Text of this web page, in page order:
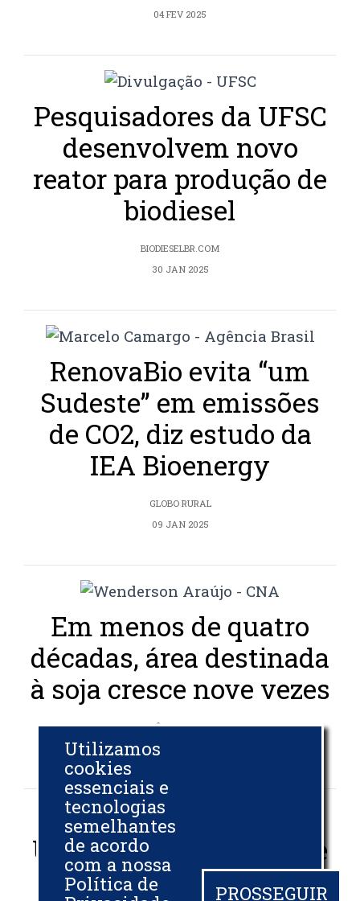
04 FEV 2025
Pesquisadores da UFSC
desenvolvem novo
reator para produção de
biodiesel
BIODIESELBR.COM
30 JAN 2025
RenovaBio evita “um
Sudeste” em emissões
de CO2, diz estudo da
IEA Bioenergy
GLOBO RURAL
09 JAN 2025
Em menos de quatro
décadas, área destinada
à soja cresce nove vezes
AGÊNCIA BRASIL
06 DEZ 2024
UFPR recebe patente de
tecnologia que usa luz
Utilizamos
cookies
essenciais e
tecnologias
semelhantes
de acordo
com a nossa
Política de
PROSSEGUIR